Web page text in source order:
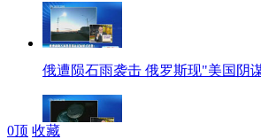
俄遭陨石雨袭击 俄罗斯现"美国阴
0顶 收藏